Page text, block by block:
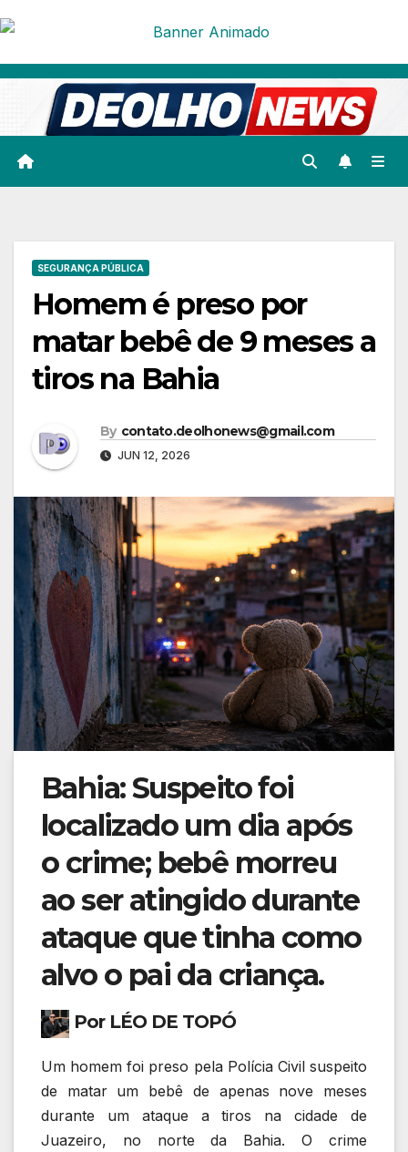
Skip
content
SEGURANÇA PÚBLICA
Homem é preso por
matar bebê de 9 meses a
tiros na Bahia
By contato.deolhonews@gmail.com
JUN 12, 2026
Bahia: Suspeito foi
localizado um dia após
o crime; bebê morreu
ao ser atingido durante
ataque que tinha como
alvo o pai da criança.
Por LÉO DE TOPÓ
Um homem foi preso pela Polícia Civil suspeito
de matar um bebê de apenas nove meses
durante um ataque a tiros na cidade de
Juazeiro, no norte da Bahia. O crime